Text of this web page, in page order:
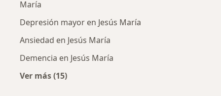
María
Depresión mayor en Jesús María
Ansiedad en Jesús María
Demencia en Jesús María
Ver más (15)